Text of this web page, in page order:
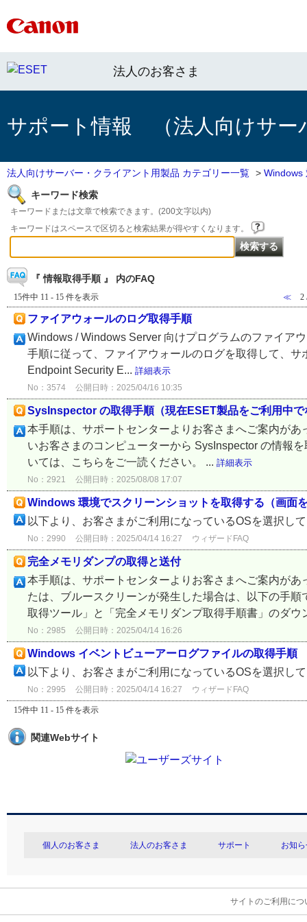
法人のお客さま
サポート情報 （法人向けサー
法人向けサーバー・クライアント用製品 カテゴリー一覧 > Windows
キーワード検索
キーワードまたは文章で検索できます。(200文字以内)
キーワードはスペースで区切ると検索結果が得やすくなります。
『 情報取得手順 』 内のFAQ
15件中 11 - 15 件を表示 ≪ 2
ファイアウォールのログ取得手順
Windows / Windows Server 向けプログラムのファイア
手順に従って、ファイアウォールのログを取得して、
Endpoint Security E... 詳細表示
No：3574 公開日時：2025/04/16 10:35
SysInspector の取得手順（現在ESET製品をご利用中で
本手順は、サポートセンターよりお客さまへご案内が
いお客さまのコンピューターから SysInspector の情報
いては、こちらをご一読ください。 ... 詳細表示
No：2921 公開日時：2025/08/08 17:07
Windows 環境でスクリーンショットを取得する（画面
以下より、お客さまがご利用になっているOSを選択し
No：2990 公開日時：2025/04/14 16:27 ウィザードFAQ
完全メモリダンプの取得と送付
本手順は、サポートセンターよりお客さまへご案内が
たは、ブルースクリーンが発生した場合は、以下の手
取得ツール」と「完全メモリダンプ取得手順書」のダウ
No：2985 公開日時：2025/04/14 16:26
Windows イベントビューアーログファイルの取得手順
以下より、お客さまがご利用になっているOSを選択し
No：2995 公開日時：2025/04/14 16:27 ウィザードFAQ
15件中 11 - 15 件を表示
関連Webサイト
個人のお客さま 法人のお客さま サポート お知
サイトのご利用につ